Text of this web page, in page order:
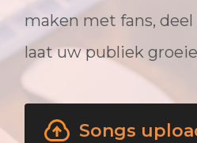
maken met fans,
laat uw publiek
Songs